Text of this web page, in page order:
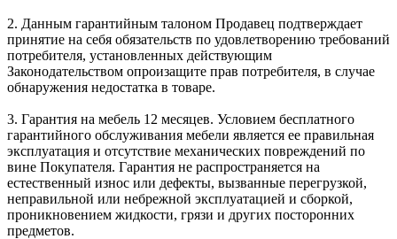
2. Данным гарантийным талоном Продавец подтверждает
принятие на себя обязательств по удовлетворению требований
потребителя, установленных действующим
Законодательством опроизащите прав потребителя, в случае
обнаружения недостатка в товаре.
3. Гарантия на мебель 12 месяцев. Условием бесплатного
гарантийного обслуживания мебели является ее правильная
эксплуатация и отсутствие механических повреждений по
вине Покупателя. Гарантия не распространяется на
естественный износ или дефекты, вызванные перегрузкой,
неправильной или небрежной эксплуатацией и сборкой,
проникновением жидкости, грязи и других посторонних
предметов.